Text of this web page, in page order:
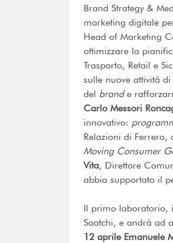
Brand Strategy &
marketing digitale
Head of Marketing
ottimizzare la
Trasporto, Retail e
sulle nuove attività di
del brande
Carlo Messori
innovativo:
Relazioni di
Moving Consumer
Vita, Direttore
abbia supportato il
Il primo laboratorio,
Saatchi, e andrà ad
12 aprile Emanuele